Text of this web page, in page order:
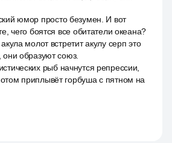
юмор просто безумен. И вот
чего боятся все обитатели океана?
молот встретит акулу серп это
они образуют союз.
рыб начнутся репрессии,
приплывёт горбуша с пятном на